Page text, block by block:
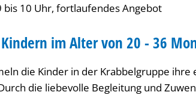
10 Uhr, fortlaufendes Angebot
im Alter von 20 - 36
die Kinder in der Krabbelgruppe ihre
die liebevolle Begleitung und